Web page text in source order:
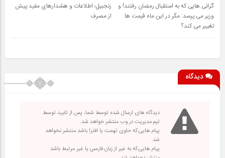
گرانی هایی که به استقبال رمضان رفتند! و
وزیر می پرسد: مگر در این ماه قیمت ها
تغییر می کند؟
زنجبیل؛ اطلاعات و هشدارهای مفید پیش
از مصرف
دیدگاه
دیدگاه های ارسال شده توسط شما، پس از تایید توسط
تیم مدیریت در وب منتشر خواهد شد.
پیام هایی که حاوی تهمت یا افترا باشد منتشر نخواهد
شد.
پیام هایی که به غیر از زبان فارسی یا غیر مرتبط باشد